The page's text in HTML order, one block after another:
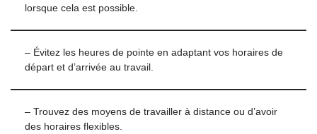
lorsque cela est possible.
– Évitez les heures de pointe en adaptant vos horaires de
départ et d’arrivée au travail.
– Trouvez des moyens de travailler à distance ou d’avoir
des horaires flexibles.